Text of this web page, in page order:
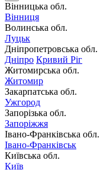
Вінницька обл.
Вінниця
Волинська обл.
Луцьк
Дніпропетровська обл.
Дніпро Кривий Ріг
Житомирська обл.
Житомир
Закарпатська обл.
Ужгород
Запорізька обл.
Запоріжжя
Івано-Франківська обл.
Івано-Франківськ
Київська обл.
Київ